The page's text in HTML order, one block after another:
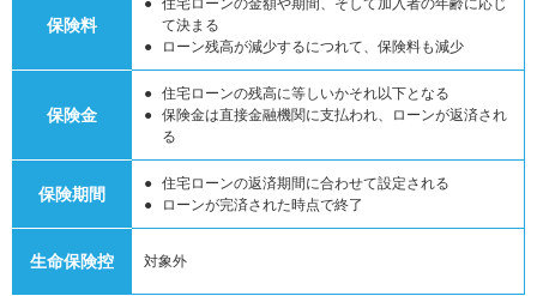
保険料
て決まる
ローン残高が減少するにつれて、保険料も減少
保険金
住宅ローンの残高に等しいかそれ以下となる
保険金は直接金融機関に支払われ、ローンが返済され
る
保険期間
住宅ローンの返済期間に合わせて設定される
ローンが完済された時点で終了
生命保険控 対象外